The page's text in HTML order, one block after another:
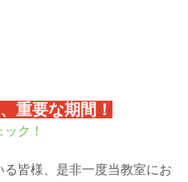
重要な期間！
ク！
皆様、是非一度当教室にお